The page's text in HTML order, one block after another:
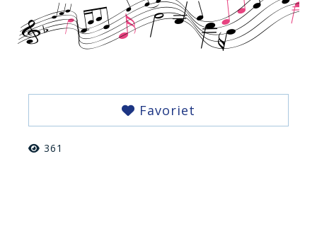
Favoriet
361